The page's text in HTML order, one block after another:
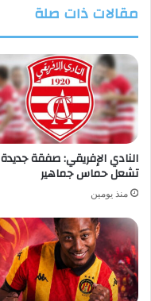
مقالات ذات صلة
النادي الإفريقي: صفقة جديدة
تشعل حماس جماهير
منذ يومين